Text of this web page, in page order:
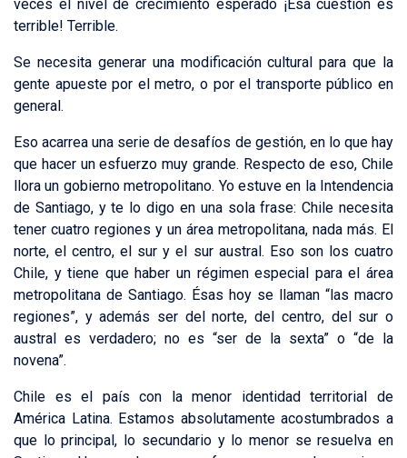
veces el nivel de crecimiento esperado ¡Esa cuestión es
terrible! Terrible.
Se necesita generar una modificación cultural para que la
gente apueste por el metro, o por el transporte público en
general.
Eso acarrea una serie de desafíos de gestión, en lo que hay
que hacer un esfuerzo muy grande. Respecto de eso, Chile
llora un gobierno metropolitano. Yo estuve en la Intendencia
de Santiago, y te lo digo en una sola frase: Chile necesita
tener cuatro regiones y un área metropolitana, nada más. El
norte, el centro, el sur y el sur austral. Eso son los cuatro
Chile, y tiene que haber un régimen especial para el área
metropolitana de Santiago. Ésas hoy se llaman “las macro
regiones”, y además ser del norte, del centro, del sur o
austral es verdadero; no es “ser de la sexta” o “de la
novena”.
Chile es el país con la menor identidad territorial de
América Latina. Estamos absolutamente acostumbrados a
que lo principal, lo secundario y lo menor se resuelva en